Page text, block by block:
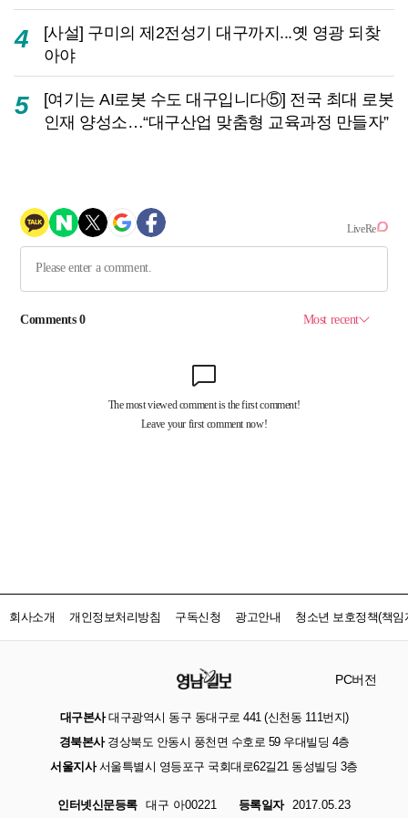
4
[사설] 구미의 제2전성기 대구까지...옛 영광 되찾
아야
5
[여기는 AI로봇 수도 대구입니다⑤] 전국 최대 로봇
인재 양성소…“대구산업 맞춤형 교육과정 만들자”
회사소개 개인정보처리방침 구독신청 광고안내 청소년 보호정책(책임
PC버전
대구본사대구광역시 동구 동대구로 441 (신천동 111번지)
경북본사경상북도 안동시 풍천면 수호로 59 우대빌딩 4층
서울지사서울특별시 영등포구 국회대로62길21 동성빌딩 3층
인터넷신문등록 대구 아00221 등록일자
2017.05.23